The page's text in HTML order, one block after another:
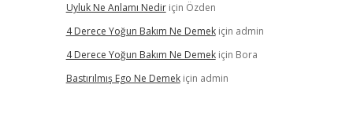
Uyluk Ne Anlamı Nediriçin Özden
4 Derece Yoğun Bakım Ne Demekiçin admin
4 Derece Yoğun Bakım Ne Demekiçin Bora
Bastırılmış Ego Ne Demekiçin admin